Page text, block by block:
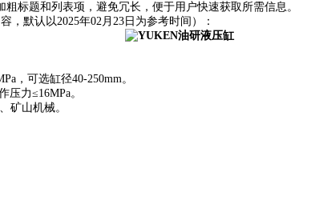
标题和列表项，避免冗长，便于用户快速获取所需信息。
默认以2025年02月23日为参考时间）：
，可选缸径40-250mm。
力≤16MPa。
矿山机械。